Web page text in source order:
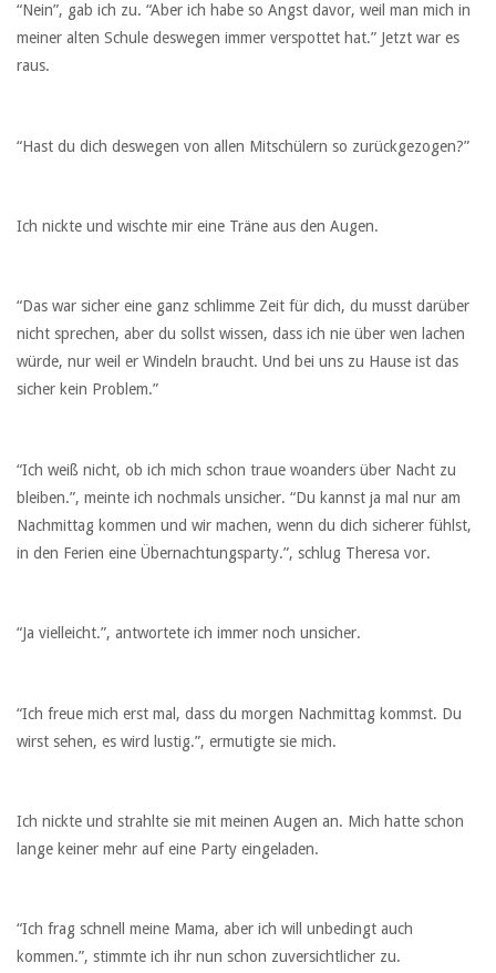
“Nein”, gab ich zu. “Aber ich habe so Angst davor, weil man mich in
meiner alten Schule deswegen immer verspottet hat.” Jetzt war es
raus.
“Hast du dich deswegen von allen Mitschülern so zurückgezogen?”
Ich nickte und wischte mir eine Träne aus den Augen.
“Das war sicher eine ganz schlimme Zeit für dich, du musst darüber
nicht sprechen, aber du sollst wissen, dass ich nie über wen lachen
würde, nur weil er Windeln braucht. Und bei uns zu Hause ist das
sicher kein Problem.”
“Ich weiß nicht, ob ich mich schon traue woanders über Nacht zu
bleiben.”, meinte ich nochmals unsicher. “Du kannst ja mal nur am
Nachmittag kommen und wir machen, wenn du dich sicherer fühlst,
in den Ferien eine Übernachtungsparty.”, schlug Theresa vor.
“Ja vielleicht.”, antwortete ich immer noch unsicher.
“Ich freue mich erst mal, dass du morgen Nachmittag kommst. Du
wirst sehen, es wird lustig.”, ermutigte sie mich.
Ich nickte und strahlte sie mit meinen Augen an. Mich hatte schon
lange keiner mehr auf eine Party eingeladen.
“Ich frag schnell meine Mama, aber ich will unbedingt auch
kommen.”, stimmte ich ihr nun schon zuversichtlicher zu.